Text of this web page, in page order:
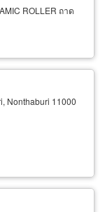
ROLLER ถาด
Nonthaburi 11000